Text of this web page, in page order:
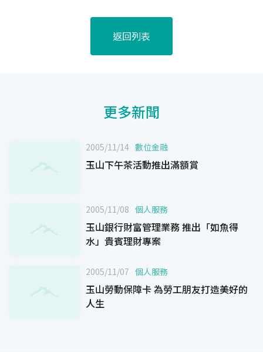
返回列表
更多新聞
2005/11/14 數位金融
玉山下午茶活動推出滿額賞
2005/11/08 個人服務
玉山銀行財富管理業務 推出「如魚得
水」貴賓理財專案
2005/11/07 個人服務
玉山勞動保障卡 為勞工朋友打造美好的
人生